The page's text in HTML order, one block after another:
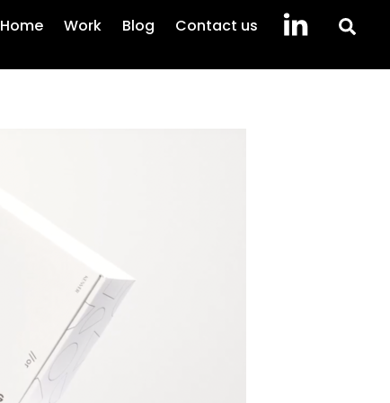
Home Work Blog Contact us